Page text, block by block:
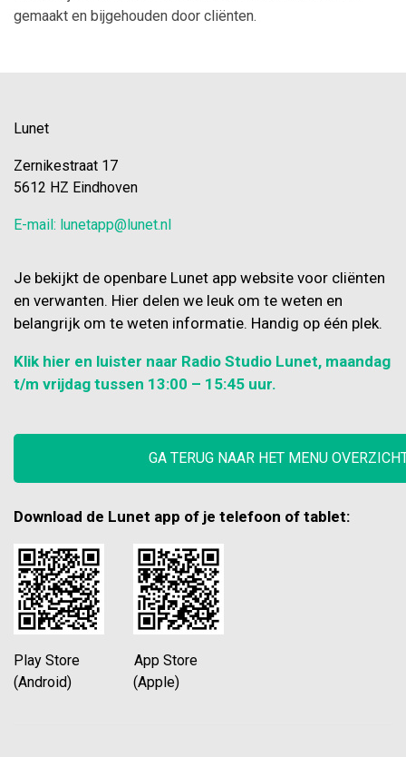
gemaakt en bijgehouden door cliënten.
Lunet
Zernikestraat 17
5612 HZ Eindhoven
E-mail: lunetapp@lunet.nl
Je bekijkt de openbare Lunet app website voor cliënten
en verwanten. Hier delen we leuk om te weten en
belangrijk om te weten informatie. Handig op één plek.
Klik hier en luister naar Radio Studio Lunet, maandag
t/m vrijdag tussen 13:00 – 15:45 uur.
GA TERUG NAAR HET MENU
Download de Lunet app of je telefoon of tablet:
Play Store App Store
(Android) (Apple)